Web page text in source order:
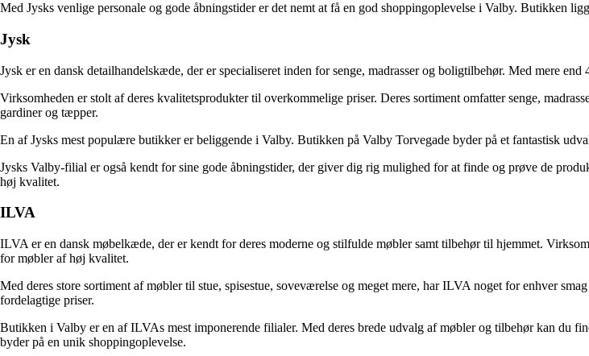
Med Jysks venlige personale og gode åbningstider er det nemt at få en god shoppingoplevelse i Valby. Butikken
Jysk
Jysk er en dansk detailhandelskæde, der er specialiseret inden for senge, madrasser og boligtilbehør. Med mere
Virksomheden er stolt af deres kvalitetsprodukter til overkommelige priser. Deres sortiment omfatter senge,
gardiner og tæpper.
En af Jysks mest populære butikker er beliggende i Valby. Butikken på Valby Torvegade byder på et fantastisk
Jysks Valby-filial er også kendt for sine gode åbningstider, der giver dig rig mulighed for at finde og prøve de
høj kvalitet.
ILVA
ILVA er en dansk møbelkæde, der er kendt for deres moderne og stilfulde møbler samt tilbehør til hjemmet.
for møbler af høj kvalitet.
Med deres store sortiment af møbler til stue, spisestue, soveværelse og meget mere, har ILVA noget for enhver
fordelagtige priser.
Butikken i Valby er en af ILVAs mest imponerende filialer. Med deres brede udvalg af møbler og tilbehør kan du
byder på en unik shoppingoplevelse.